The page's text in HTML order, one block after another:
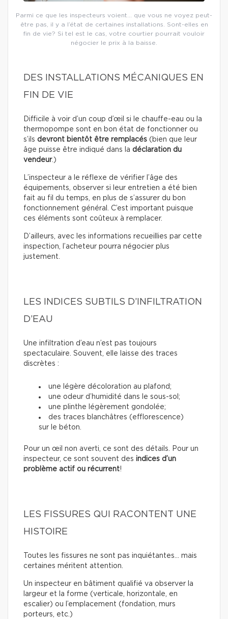
Parmi ce que les inspecteurs voient… que vous ne voyez peut-
être pas, il y a l’état de certaines installations. Sont-elles en
fin de vie? Si tel est le cas, votre courtier pourrait vouloir
négocier le prix à la baisse.
DES INSTALLATIONS MÉCANIQUES EN
FIN DE VIE
Difficile à voir d’un coup d’œil si le chauffe-eau ou la
thermopompe sont en bon état de fonctionner ou
s’ils devront bientôt être remplacés (bien que leur
âge puisse être indiqué dans la déclaration du
vendeur.)
L’inspecteur a le réflexe de vérifier l’âge des
équipements, observer si leur entretien a été bien
fait au fil du temps, en plus de s’assurer du bon
fonctionnement général. C’est important puisque
ces éléments sont coûteux à remplacer.
D’ailleurs, avec les informations recueillies par cette
inspection, l’acheteur pourra négocier plus
justement.
LES INDICES SUBTILS D’INFILTRATION
D’EAU
Une infiltration d’eau n’est pas toujours
spectaculaire. Souvent, elle laisse des traces
discrètes :
une légère décoloration au plafond;
une odeur d’humidité dans le sous-sol;
une plinthe légèrement gondolée;
des traces blanchâtres (efflorescence)
sur le béton.
Pour un œil non averti, ce sont des détails. Pour un
inspecteur, ce sont souvent des indices d’un
problème actif ou récurrent!
LES FISSURES QUI RACONTENT UNE
HISTOIRE
Toutes les fissures ne sont pas inquiétantes… mais
certaines méritent attention.
Un inspecteur en bâtiment qualifié va observer la
largeur et la forme (verticale, horizontale, en
escalier) ou l’emplacement (fondation, murs
porteurs, etc.)